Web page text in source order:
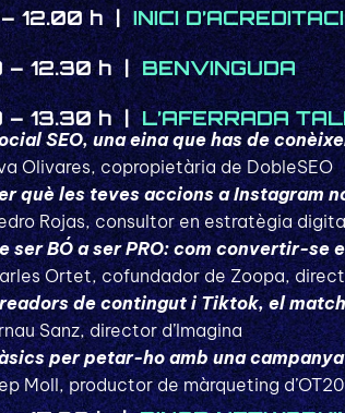
– 12.00 h |INICI
– 12.30 h |BENVINGUDA
– 13.30 h |L’AFERRADA
SEO, una eina que has de
Olivares, copropietària de DobleSEO
què les teves accions a Instagram
Rojas, consultor en estratègia
ser BÓ a ser PRO: com convertir-se
Ortet, cofundador de Zoopa,
de contingut i Tiktok, el
Sanz, director d’Imagina
per petar-ho amb una
Moll, productor de màrqueting